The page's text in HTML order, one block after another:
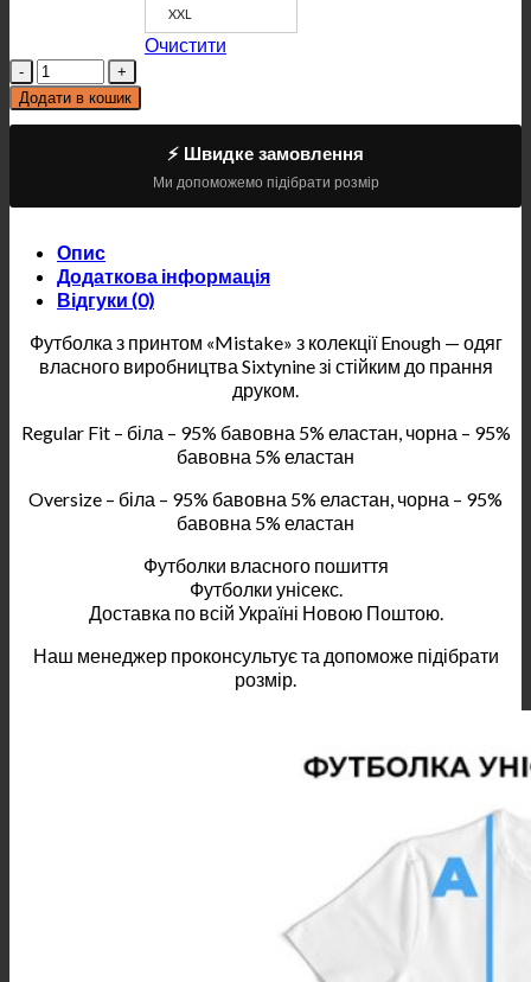
XXL
Очистити
Кількість
Додати в кошик
⚡ Швидке замовлення
Ми допоможемо підібрати розмір
Опис
Додаткова інформація
Відгуки (0)
Футболка з принтом «Mistake» з колекції Enough — одяг
власного виробництва Sixtynine зі стійким до прання
друком.
Regular Fit – біла – 95% бавовна 5% еластан, чорна – 95%
бавовна 5% еластан
Oversize – біла – 95% бавовна 5% еластан, чорна – 95%
бавовна 5% еластан
Футболки власного пошиття
Футболки унісекс.
Доставка по всій Україні Новою Поштою.
Наш менеджер проконсультує та допоможе підібрати
розмір.